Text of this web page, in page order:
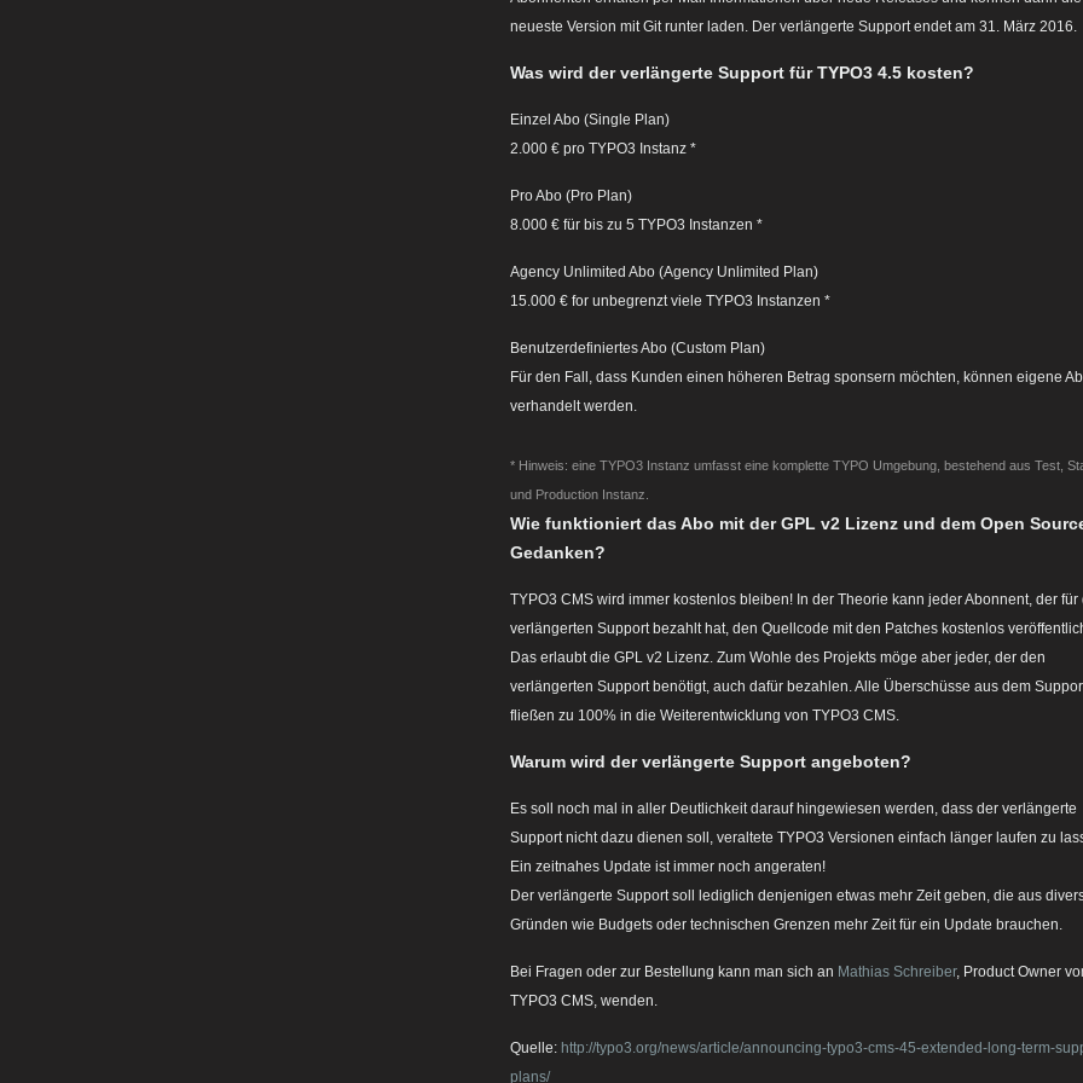
neueste Version mit Git runter laden. Der verlängerte Support endet am 31. März 2016.
Was wird der verlängerte Support für TYPO3 4.5 kosten?
Einzel Abo (Single Plan)
2.000 € pro TYPO3 Instanz *
Pro Abo (Pro Plan)
8.000 € für bis zu 5 TYPO3 Instanzen *
Agency Unlimited Abo (Agency Unlimited Plan)
15.000 € for unbegrenzt viele TYPO3 Instanzen *
Benutzerdefiniertes Abo (Custom Plan)
Für den Fall, dass Kunden einen höheren Betrag sponsern möchten, können eigene
verhandelt werden.
* Hinweis: eine TYPO3 Instanz umfasst eine komplette TYPO Umgebung, bestehend aus Test,
und Production Instanz.
Wie funktioniert das Abo mit der GPL v2 Lizenz und dem Open
Gedanken?
TYPO3 CMS wird immer kostenlos bleiben! In der Theorie kann jeder Abonnent, der für
verlängerten Support bezahlt hat, den Quellcode mit den Patches kostenlos
Das erlaubt die GPL v2 Lizenz. Zum Wohle des Projekts möge aber jeder, der den
verlängerten Support benötigt, auch dafür bezahlen. Alle Überschüsse aus dem
fließen zu 100% in die Weiterentwicklung von TYPO3 CMS.
Warum wird der verlängerte Support angeboten?
Es soll noch mal in aller Deutlichkeit darauf hingewiesen werden, dass der verlängerte
Support nicht dazu dienen soll, veraltete TYPO3 Versionen einfach länger laufen zu
Ein zeitnahes Update ist immer noch angeraten!
Der verlängerte Support soll lediglich denjenigen etwas mehr Zeit geben, die aus
Gründen wie Budgets oder technischen Grenzen mehr Zeit für ein Update brauchen.
Bei Fragen oder zur Bestellung kann man sich an Mathias Schreiber, Product Owner
TYPO3 CMS, wenden.
Quelle: http://typo3.org/news/article/announcing-typo3-cms-45-extended-long-term-
plans/